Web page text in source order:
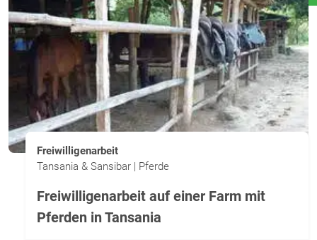
Freiwilligenarbeit
Tansania & Sansibar | Pferde
Freiwilligenarbeit auf einer Farm mit
Pferden in Tansania